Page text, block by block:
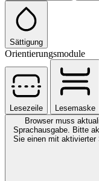
Sättigung
Orientierungsmodule
Lesezeile
Lesemaske
Browser muss
Sprachausgabe. Bitte
Sie einen mit aktivierter